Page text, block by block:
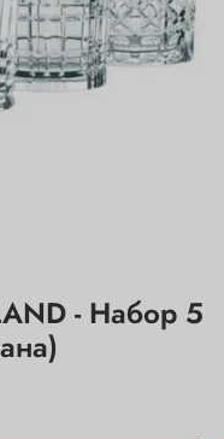
- Набор 5